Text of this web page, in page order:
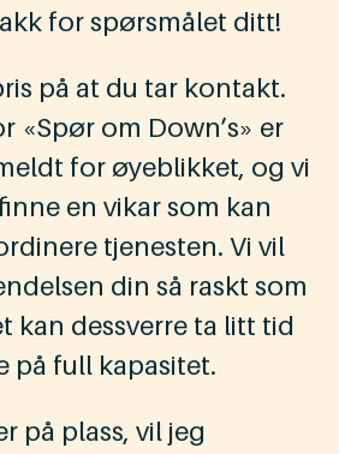
for spørsmålet ditt!
på at du tar kontakt.
«Spør om Down’s» er
for øyeblikket, og vi
en vikar som kan
tjenesten. Vi vil
din så raskt som
kan dessverre ta litt tid
på full kapasitet.
på plass, vil jeg